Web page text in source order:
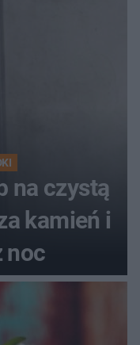
na czystą
kamień i
noc